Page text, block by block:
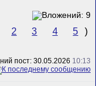
2 3 4 5 )
пост: 30.05.2026 10:13